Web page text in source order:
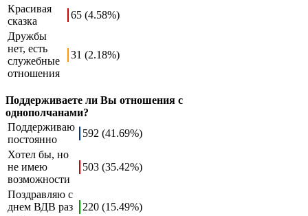
Красивая
сказка
65 (4.58%)
Дружбы
нет, есть
служебные
отношения
31 (2.18%)
Поддерживаете ли Вы отношения с
однополчанами?
Поддерживаю
постоянно
592 (41.69%)
Хотел бы, но
не имею
возможности
503 (35.42%)
Поздравляю с
днем ВДВ раз
220 (15.49%)